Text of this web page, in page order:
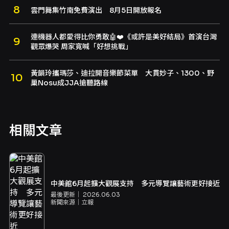
雲門舞集竹南免費演出 8月5日開放報名
連機器人都愛得比你勇敢🤖❤️《或許是美好結局》首演台灣
觀眾爆哭 周家寬喊「好想挑戰」
黃韻玲攜瑪莎、迪拉開音樂節菜單 大貫妙子、1300、野
巢Nosu成JJA搶聽路線
相關文章
中美館6月起擴大觀展支持 多元導覽讓藝術更好接近
最後更新｜ 2026.06.03
新聞來源｜ 立報